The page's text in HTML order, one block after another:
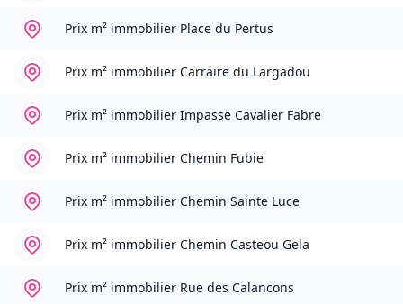
Prix m² immobilier Place du Pertus
Prix m² immobilier Carraire du Largadou
Prix m² immobilier Impasse Cavalier Fabre
Prix m² immobilier Chemin Fubie
Prix m² immobilier Chemin Sainte Luce
Prix m² immobilier Chemin Casteou Gela
Prix m² immobilier Rue des Calancons